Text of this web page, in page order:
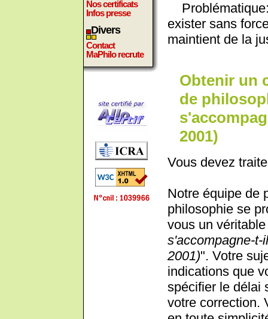
Nos certificats
Infos presse
Divers
Contact
MaPhilo recrute
exister sans
maintient de la
Obtenir un
de
2001)
Vous devez
Notre équipe de
philosophie se
vous un
s'accompagne-
2001)". Votre
indications que
spécifier le délai
votre correction.